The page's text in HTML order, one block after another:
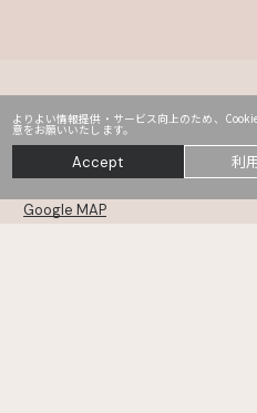
よりよい情報提供・サービス向上のため、
意をお願いいたします。
Accept 利
Head Office PRO2 Third
〒107-0052 東京都港区赤坂2-14-5
Google MAP